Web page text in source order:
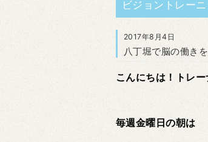
ビジョントレー
2017年8月4日
八丁堀で脳の働き
こんにちは！トレ
毎週金曜日の朝は